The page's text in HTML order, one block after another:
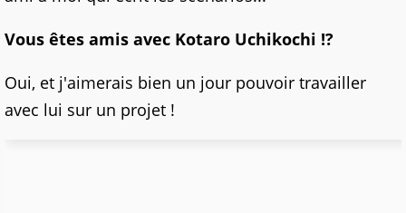
Vous êtes amis avec Kotaro Uchikochi !?
Oui, et j'aimerais bien un jour pouvoir travailler
avec lui sur un projet !